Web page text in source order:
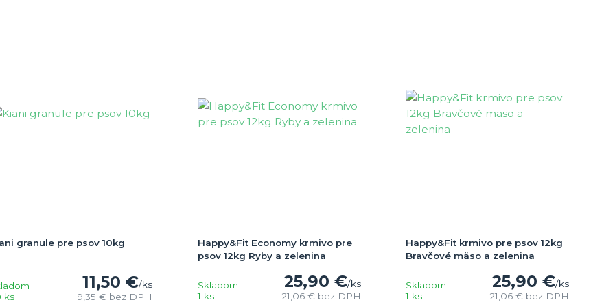
granule pre psov 10kg
11,50 €/ks
9,35 € bez DPH
ks
Happy&Fit Economy krmivo pre
psov 12kg Ryby a zelenina
25,90 €/ks
21,06 € bez DPH
Skladom
1 ks
Happy&Fit krmivo pre psov 12kg
Bravčové mäso a zelenina
25,90 €/ks
21,06 € bez DPH
Skladom
1 ks